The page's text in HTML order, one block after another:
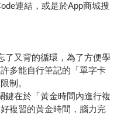
連結，或是於App商城搜
了又背的循環，為了方便學
多能自行筆記的「單字卡
制。
鍵在於「黃金時間內進行複
複習的黃金時間，腦力完